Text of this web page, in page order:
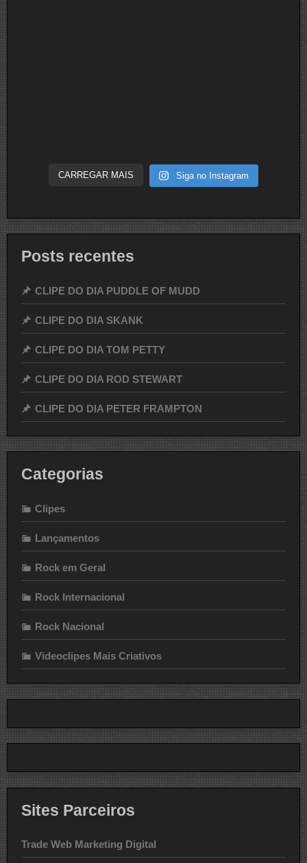
CARREGAR MAIS Siga no Instagram
Posts recentes
CLIPE DO DIA PUDDLE OF MUDD
CLIPE DO DIA SKANK
CLIPE DO DIA TOM PETTY
CLIPE DO DIA ROD STEWART
CLIPE DO DIA PETER FRAMPTON
Categorias
Clipes
Lançamentos
Rock em Geral
Rock Internacional
Rock Nacional
Videoclipes Mais Criativos
Sites Parceiros
Trade Web Marketing Digital